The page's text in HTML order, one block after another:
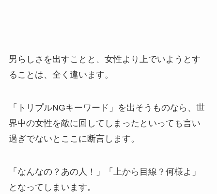
男らしさを出すことと、女性より上でいようとす
ることは、全く違います。
「トリプルNGキーワード」を出そうものなら、世
界中の女性を敵に回してしまったといっても言い
過ぎでないとここに断言します。
「なんなの？あの人！」「上から目線？何様よ」
となってしまいます。